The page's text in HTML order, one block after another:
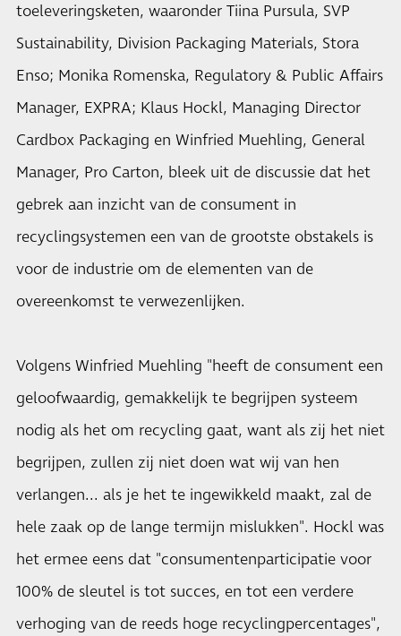
toeleveringsketen, waaronder Tiina Pursula, SVP
Sustainability, Division Packaging Materials, Stora
Enso; Monika Romenska, Regulatory & Public Affairs
Manager, EXPRA; Klaus Hockl, Managing Director
Cardbox Packaging en Winfried Muehling, General
Manager, Pro Carton, bleek uit de discussie dat het
gebrek aan inzicht van de consument in
recyclingsystemen een van de grootste obstakels is
voor de industrie om de elementen van de
overeenkomst te verwezenlijken.
Volgens Winfried Muehling "heeft de consument een
geloofwaardig, gemakkelijk te begrijpen systeem
nodig als het om recycling gaat, want als zij het niet
begrijpen, zullen zij niet doen wat wij van hen
verlangen... als je het te ingewikkeld maakt, zal de
hele zaak op de lange termijn mislukken". Hockl was
het ermee eens dat "consumentenparticipatie voor
100% de sleutel is tot succes, en tot een verdere
verhoging van de reeds hoge recyclingpercentages",